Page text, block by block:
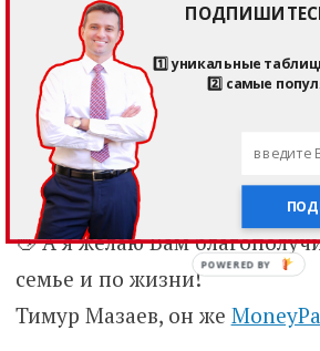
Так я буду знать, что я и
что-то важное и нужное для
большое спасибо!
👋 А я желаю Вам
семье и по жизни!
Тимур Мазаев, он же
1️⃣ уникальные
2️⃣ самые